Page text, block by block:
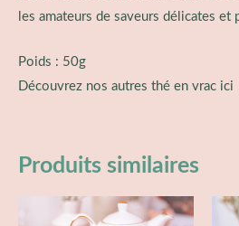
les amateurs de saveurs délicates et
Poids : 50g
Découvrez nos autres thé en vrac ici
Produits similaires